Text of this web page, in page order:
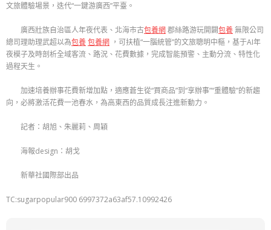
文旅體驗場景，迭代“一鍵游廣西”平臺。
廣西壯族自治區人年夜代表、北海市古包養網郡絲路游玩開闢包養無限公司
總司理助理武超以為包養包養網 ，可扶植“一腦統管”的文旅聰明中樞，基于AI年
夜模子及時剖析全域客流、路況、花費數據，完成智能預警、主動分流、特性化
過程天生。
加速培養辦事花費新增加點，適應蒼生從“買商品”到“享辦事”“重體驗”的新趨
向，必將激活花費一池春水，為高東西的品質成長注進新動力。
記者：胡旭、朱麗莉、周穎
海報design：胡戈
新華社國際部出品
TC:sugarpopular900 6997372a63af57.10992426